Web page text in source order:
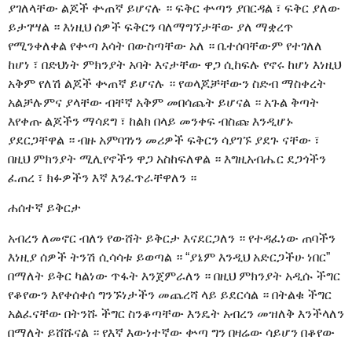
ያገለላቸው ልጆች ቍጠኛ ይሆናሉ ። ፍቅር ቍጣን ያበርዳል ፣ ፍቅር ያለው
ይታገሣል ። እነዚህ ሰዎች ፍቅርን ባለማግኘታቸው ያለ ማቋረጥ
የሚንቀለቀል የቍጣ እሳት በውስጣቸው አለ ። ቤተሰባቸውም የተገለለ
ከሆነ ፣ በድህነት ምክንያት አባት እናታቸው ዋጋ ሲከፍሉ የኖሩ ከሆነ እነዚህ
አቅም የለሽ ልጆች ቍጠኛ ይሆናሉ ። የወላጆቻቸውን ስድብ ማስቀረት
አልቻሉምና ያላቸው ብቸኛ አቅም መበሳጨት ይሆናል ። አጉል ቅጣት
እየቀጡ ልጆችን ማሳደግ ፣ ከልክ በላይ መንቀፍ ብስጩ እንዲሆኑ
ያደርጋቸዋል ። ብዙ አምባገነን መሪዎች ፍቅርን ሳያገኙ ያደጉ ናቸው ፣
በዚህ ምክንያት ሚሊየኖችን ዋጋ አስከፍለዋል ። እግዚአብሔር ደጋጎችን
ፈጠረ ፣ ክፉዎችን እኛ እንፈጥራቸዋለን ።
ሐሰተኛ ይቅርታ
አብረን ለመኖር ብለን የውሸት ይቅርታ እናደርጋለን ። የተዳፈነው ጠባችን
እነዚያ ሰዎች ትንሽ ሲሳሳቱ ይወጣል ። “ያኔም እንዲህ አድርጋችሁ ነበር”
በማለት ይቅር ካልነው ጥፋት እንጀምራለን ። በዚህ ምክንያት አዲሱ ችግር
የቆየውን እየቀሰቀሰ ግንኙነታችን መጨረሻ ላይ ይደርሳል ። በትልቁ ችግር
አልፈናቸው በትንሹ ችግር ስንቆጣቸው እንዴት አብረን መዝለቅ እንችላለን
በማለት ይሸሹናል ። የእኛ እውነተኛው ቍጣ ግን በዛሬው ሳይሆን በቆየው